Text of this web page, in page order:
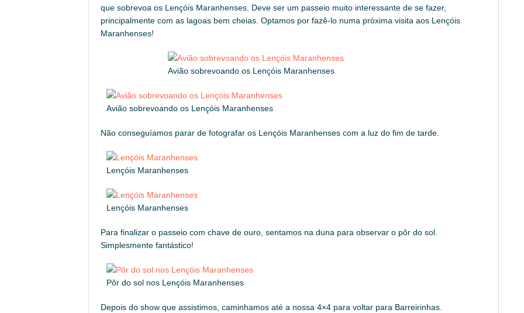
que sobrevoa os Lençóis Maranhenses. Deve ser um passeio muito interessante de se fazer,
principalmente com as lagoas bem cheias. Optamos por fazê-lo numa próxima visita aos Lençóis
Maranhenses!
Avião sobrevoando os Lençóis Maranhenses
Avião sobrevoando os Lençóis Maranhenses
Não conseguíamos parar de fotografar os Lençóis Maranhenses com a luz do fim de tarde.
Lençóis Maranhenses
Lençóis Maranhenses
Para finalizar o passeio com chave de ouro, sentamos na duna para observar o pôr do sol.
Simplesmente fantástico!
Pôr do sol nos Lençóis Maranhenses
Depois do show que assistimos, caminhamos até a nossa 4×4 para voltar para Barreirinhas.